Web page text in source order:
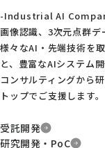
-Industrial AI
画像認識、3次元点群
様々なAI・先端技術を
と、豊富なAIシステム
コンサルティングから
トップでご支援します。
受託開発
研究開発・PoC